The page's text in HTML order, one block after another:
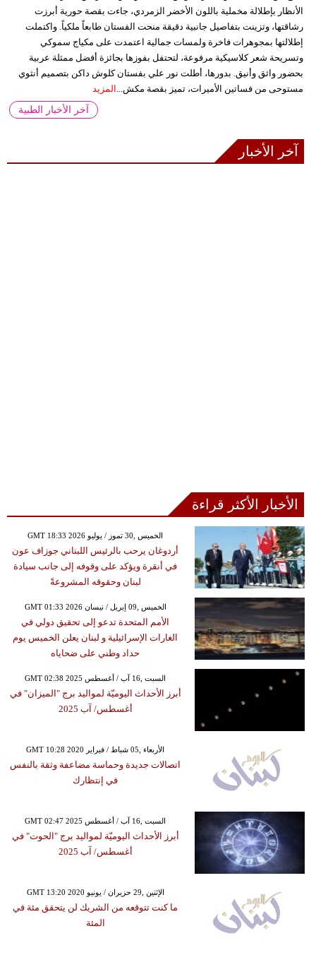
الأنظار بإطلالة مخملية باللون الأخضر الزمردي، جاءت بقصة حورية أبرزت
رشاقتها، وتزينت بتفاصيل جانبية دقيقة منحت الفستان طابعاً ملكياً. واكتملت
إطلالتها بمجوهرات فاخرة ولمسات جمالية اعتمدت على مكياج سموكي
وتسريحة شعر كلاسيكية مرفوعة، لتحتفل بفوزها بجائزة أفضل ممثلة عربية
بحضور واثق وأنيق. بدورها، أطلت نور علي بفستان كلوش داكن بتصميم أنثوي
مستوحى من فساتين الأميرات، تميز بقصة مكش...
المزيد
آخر الأخبار الطبية
آخر الأخبار
الأخبار الأكثر قراءة
GMT 18:33 2026 الخميس ,30 تموز / يوليو
أردوغان يرحب بالرئيس اللبناني جوزاف عون
في أنقرة ويؤكد على وقوفه إلى جانب سيادة
لبنان وحقوقه المشروعةً
GMT 01:33 2026 الخميس ,09 إبريل / نيسان
الأمم المتحدة تدعو إلى تحقيق دولي في
الغارات الإسرائيلية و لبنان يعلن الخميس يوم
حداد وطني على ضحاياه
GMT 02:38 2025 السبت ,16 آب / أغسطس
أبرز الأحداث اليوميّة لمواليد برج "الميزان" في
أغسطس/ آب 2025
GMT 10:28 2020 الأربعاء ,05 شباط / فبراير
اتصالات جديدة وحماسة مضاعفة وثقة بالنفس
في إنتظارك
GMT 02:47 2025 السبت ,16 آب / أغسطس
أبرز الأحداث اليوميّة لمواليد برج "الحوت" في
أغسطس/ آب 2025
GMT 13:20 2020 الإثنين ,29 حزيران / يونيو
ما كنت تتوقعه من الشريك لن يتحقق مئة في
المئة